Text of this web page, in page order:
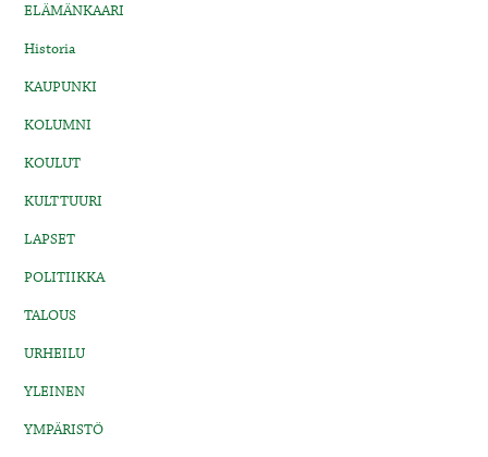
ELÄMÄNKAARI
Historia
KAUPUNKI
KOLUMNI
KOULUT
KULTTUURI
LAPSET
POLITIIKKA
TALOUS
URHEILU
YLEINEN
YMPÄRISTÖ